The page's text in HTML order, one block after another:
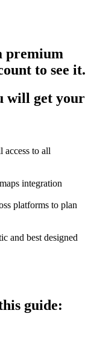
premium
to see it.
will get your
access to all
integration
platforms to plan
and best designed
guide: